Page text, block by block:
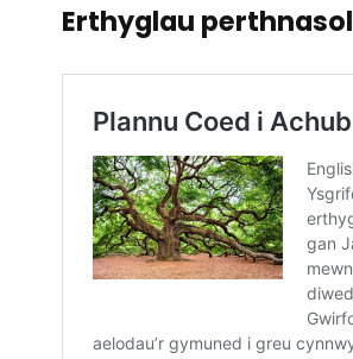
Erthyglau perthnasol